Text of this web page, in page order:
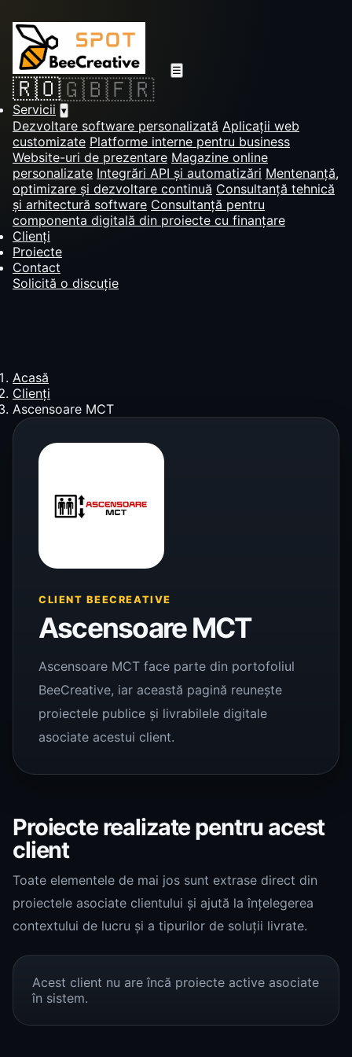
☰
🇷🇴🇬🇧🇫🇷
Servicii ▾
Dezvoltare software personalizată Aplicații web
customizate Platforme interne pentru business
Website-uri de prezentare Magazine online
personalizate Integrări API și automatizări Mentenanță,
optimizare și dezvoltare continuă Consultanță tehnică
și arhitectură software Consultanță pentru
componenta digitală din proiecte cu finanțare
Clienți
Proiecte
Contact
Solicită o discuție
Acasă
Clienți
Ascensoare MCT
CLIENT BEECREATIVE
Ascensoare MCT
Ascensoare MCT face parte din portofoliul
BeeCreative, iar această pagină reunește
proiectele publice și livrabilele digitale
asociate acestui client.
Proiecte realizate pentru acest
client
Toate elementele de mai jos sunt extrase direct din
proiectele asociate clientului și ajută la înțelegerea
contextului de lucru și a tipurilor de soluții livrate.
Acest client nu are încă proiecte active asociate
în sistem.